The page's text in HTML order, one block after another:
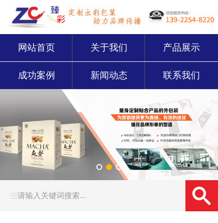
网站首页 关于我们 产品展示
成功案例 新闻动态 联系我们